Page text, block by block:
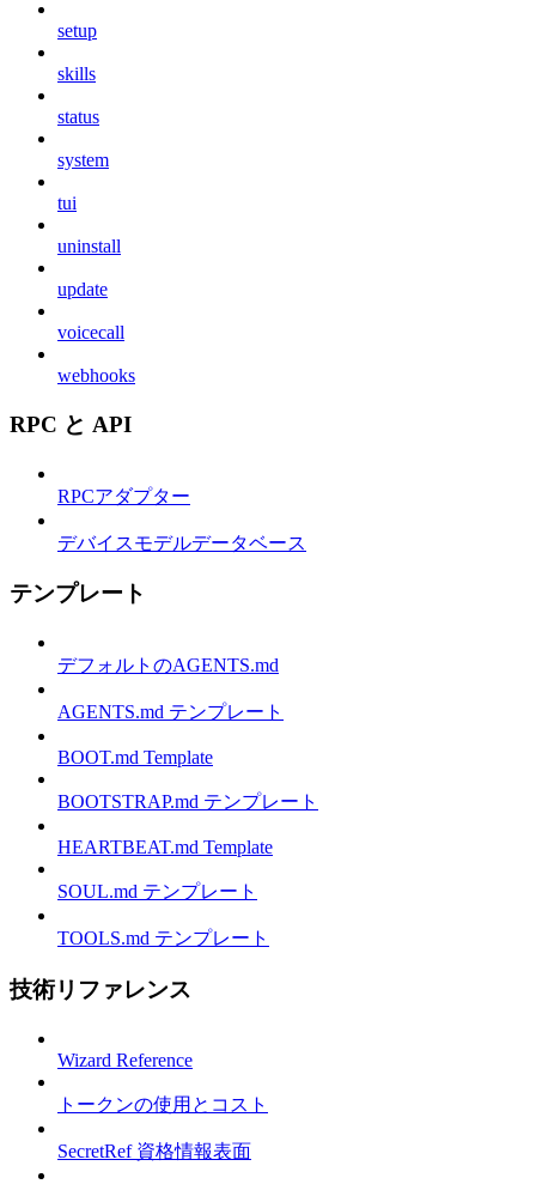
setup
skills
status
system
tui
uninstall
update
voicecall
webhooks
RPC と API
RPCアダプター
デバイスモデルデータベース
テンプレート
デフォルトのAGENTS.md
AGENTS.md テンプレート
BOOT.md Template
BOOTSTRAP.md テンプレート
HEARTBEAT.md Template
SOUL.md テンプレート
TOOLS.md テンプレート
技術リファレンス
Wizard Reference
トークンの使用とコスト
SecretRef 資格情報表面